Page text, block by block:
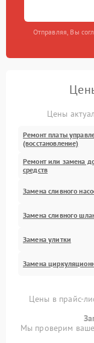
Отправляя, Вы
Цены
Ремонт платы
(восстановление)
Ремонт или замена
средств
Замена сливного
Замена сливного
Замена улитки
Замена
Цены в прайс-
Мы проверим ваше